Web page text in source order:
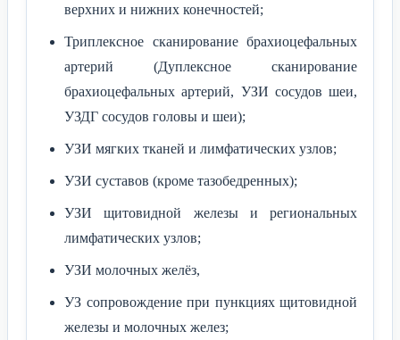
верхних и нижних конечностей;
Триплексное сканирование брахиоцефальных
артерий (Дуплексное сканирование
брахиоцефальных артерий, УЗИ сосудов шеи,
УЗДГ сосудов головы и шеи);
УЗИ мягких тканей и лимфатических узлов;
УЗИ суставов (кроме тазобедренных);
УЗИ щитовидной железы и региональных
лимфатических узлов;
УЗИ молочных желёз,
УЗ сопровождение при пункциях щитовидной
железы и молочных желез;